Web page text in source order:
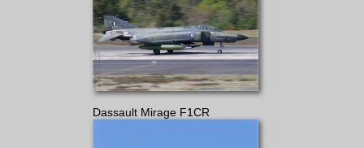
Dassault Mirage F1CR